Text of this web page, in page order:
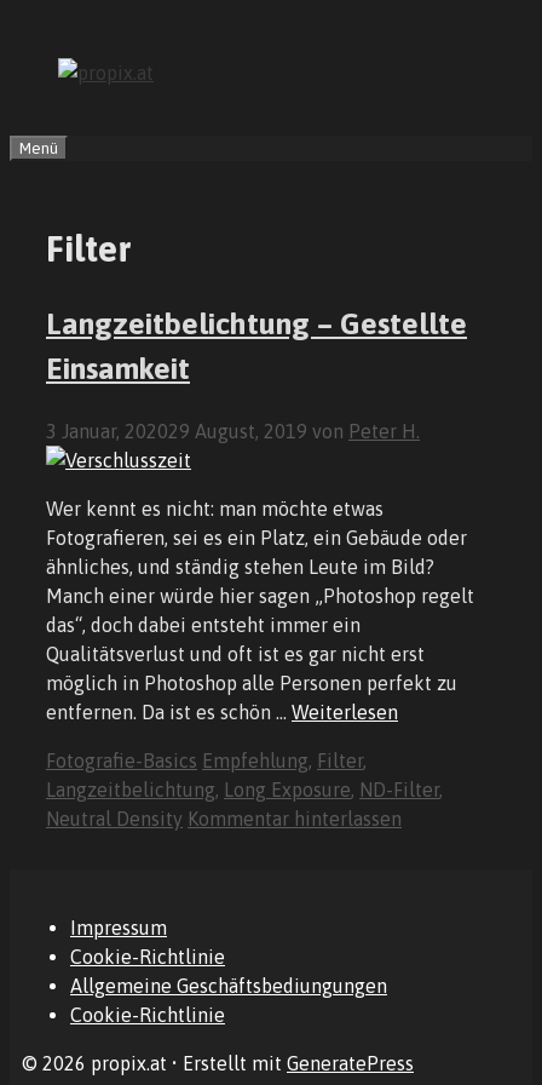
springen
Menü
Filter
Langzeitbelichtung – Gestellte
Einsamkeit
3 Januar, 202029 August, 2019 von Peter H.
Wer kennt es nicht: man möchte etwas
Fotografieren, sei es ein Platz, ein Gebäude oder
ähnliches, und ständig stehen Leute im Bild?
Manch einer würde hier sagen „Photoshop regelt
das“, doch dabei entsteht immer ein
Qualitätsverlust und oft ist es gar nicht erst
möglich in Photoshop alle Personen perfekt zu
entfernen. Da ist es schön … Weiterlesen
Kategorien
Fotografie-Basics Schlagwörter
Empfehlung Filter,
Langzeitbelichtung Long Exposure ND-Filter,
Neutral Density Kommentar hinterlassen
Impressum
Cookie-Richtlinie
Allgemeine Geschäftsbediungungen
Cookie-Richtlinie
© 2026 propix.at • Erstellt mit GeneratePress